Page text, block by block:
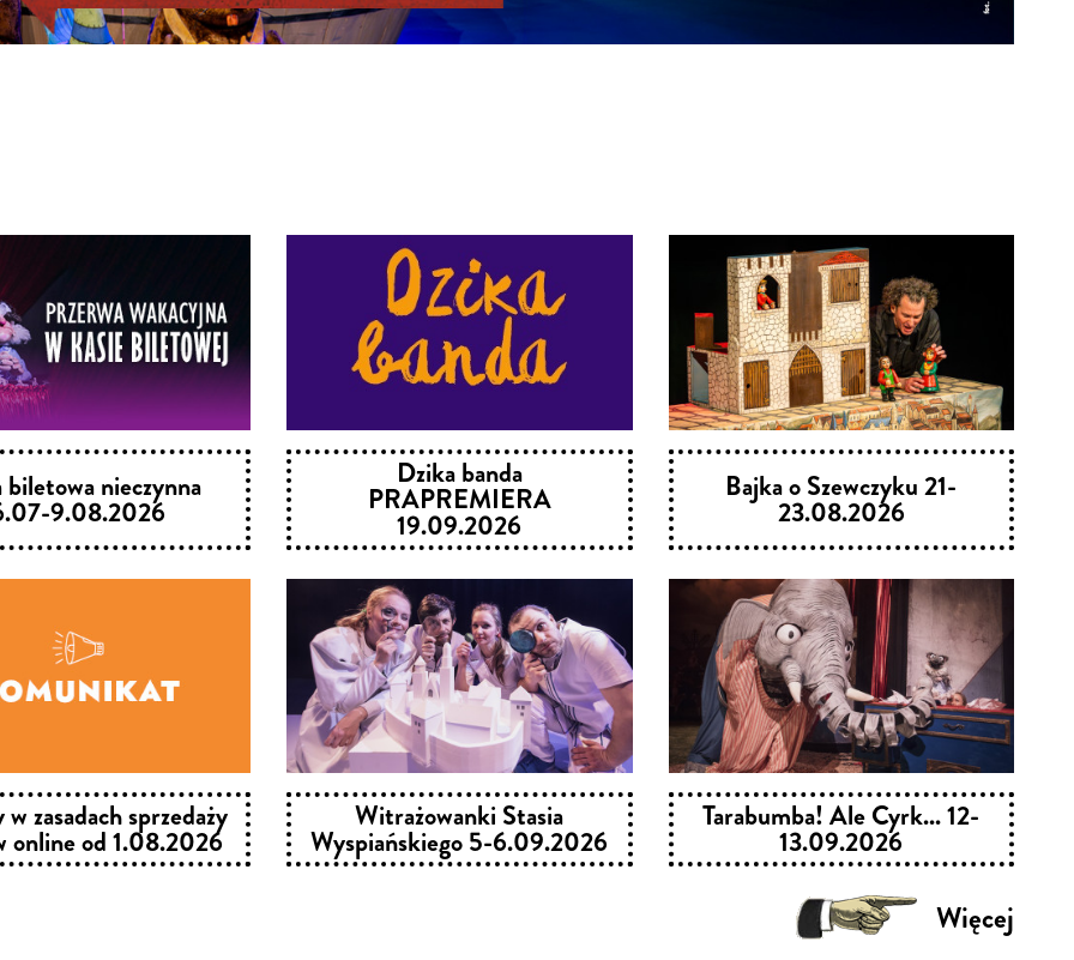
biletowa nieczynna
9.08.2026
Dzika banda
PRAPREMIERA
19.09.2026
Bajka o Szewczyku 21-
23.08.2026
zasadach sprzedaży
online od 1.08.2026
Witrażowanki Stasia
Wyspiańskiego 5-6.09.2026
Tarabumba! Ale Cyrk... 12-
13.09.2026
Więcej